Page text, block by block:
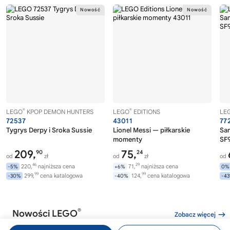
LEGO® KPOP DEMON HUNTERS
72537
Tygrys Derpy i Sroka Sussie
od 209,90
zł
-5% 220,46 najniższa cena
-30% 299,99 cena katalogowa
LEGO® EDITIONS
43011
Lionel Messi — piłkarskie
momenty
od 75,24
zł
+6% 71,29 najniższa cena
-40% 124,99 cena katalogowa
od
0%
-
Nowości LEGO® Zobacz więcej